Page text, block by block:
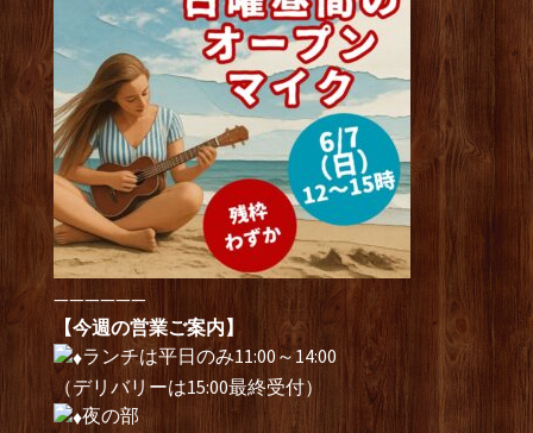
——————
【今週の営業ご案内】
ランチは平日のみ11:00～14:00
（デリバリーは15:00最終受付）
夜の部